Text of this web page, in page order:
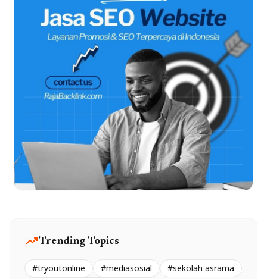
trending_upTrending Topics
#tryoutonline #mediasosial
#sekolah asrama